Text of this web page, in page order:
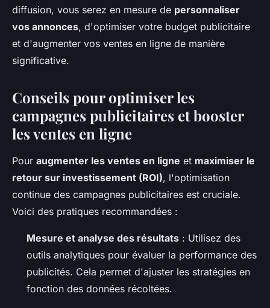
diffusion, vous serez en mesure de personnaliser
vos annonces, d'optimiser votre budget publicitaire
et d'augmenter vos ventes en ligne de manière
significative.
Conseils pour optimiser les
campagnes publicitaires et booster
les ventes en ligne
Pour augmenter les ventes en ligne et maximiser le
retour sur investissement (ROI), l'optimisation
continue des campagnes publicitaires est cruciale.
Voici des pratiques recommandées :
Mesure et analyse des résultats : Utilisez des
outils analytiques pour évaluer la performance des
publicités. Cela permet d'ajuster les stratégies en
fonction des données récoltées.